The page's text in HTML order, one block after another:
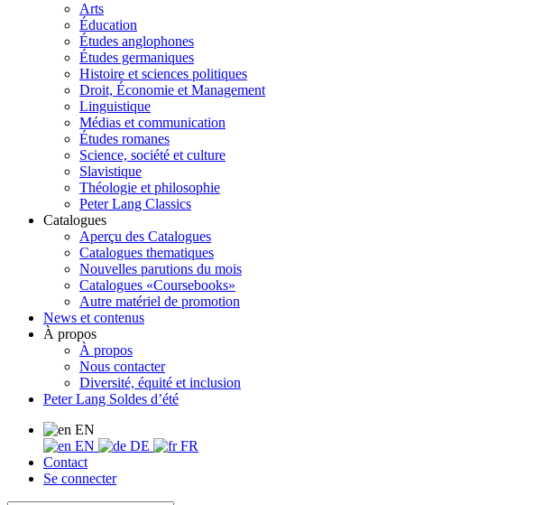
Arts
Éducation
Études anglophones
Études germaniques
Histoire et sciences politiques
Droit, Économie et Management
Linguistique
Médias et communication
Études romanes
Science, société et culture
Slavistique
Théologie et philosophie
Peter Lang Classics
Catalogues
Aperçu des Catalogues
Catalogues thematiques
Nouvelles parutions du mois
Catalogues «Coursebooks»
Autre matériel de promotion
News et contenus
À propos
À propos
Nous contacter
Diversité, équité et inclusion
Peter Lang Soldes d’été
EN
EN
DE
FR
Contact
Se connecter